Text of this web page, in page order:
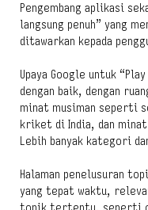
Pengembang aplikasi
langsung penuh” yang
ditawarkan kepada
Upaya Google untuk
dengan baik, dengan
minat musiman seperti
kriket di India, dan
Lebih banyak kategori
Halaman penelusuran
yang tepat waktu,